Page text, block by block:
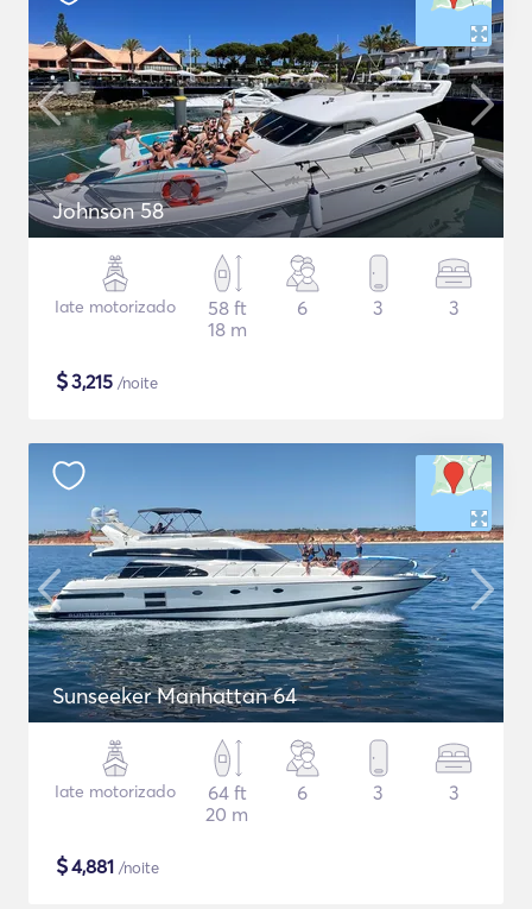
Johnson 58
Iate motorizado
58 ft
18 m
6 3 3
$3,215 /noite
Sunseeker Manhattan 64
Iate motorizado
64 ft
20 m
6 3 3
$4,881 /noite